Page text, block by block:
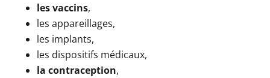
les vaccins,
les appareillages,
les implants,
les dispositifs médicaux,
la contraception,